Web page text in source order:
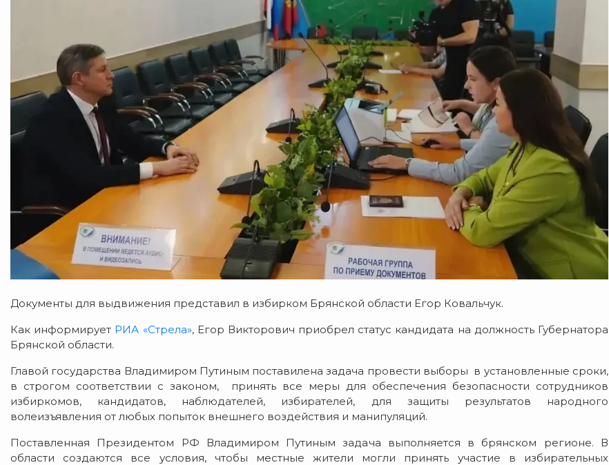
Документы для выдвижения представил в избирком Брянской области Егор Ковальчук.
Как информирует РИА «Стрела», Егор Викторович приобрел статус кандидата на должность Губернатора
Брянской области.
Главой государства Владимиром Путиным поставилена задача провести выборы в установленные сроки,
в строгом соответствии с законом, принять все меры для обеспечения безопасности сотрудников
избиркомов, кандидатов, наблюдателей, избирателей, для защиты результатов народного
волеизъявления от любых попыток внешнего воздействия и манипуляций.
Поставленная Президентом РФ Владимиром Путиным задача выполняется в брянском регионе. В
области создаются все условия, чтобы местные жители могли принять участие в избирательных